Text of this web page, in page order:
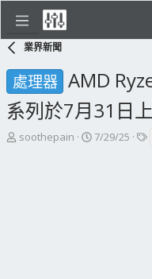
業界新聞
處理器 AMD
系列於7月31日
主
soothepain
開
7/29/25